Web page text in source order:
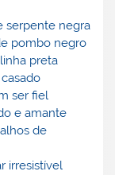
serpente negra
pombo negro
preta
ser fiel
e amante
de
irresistível